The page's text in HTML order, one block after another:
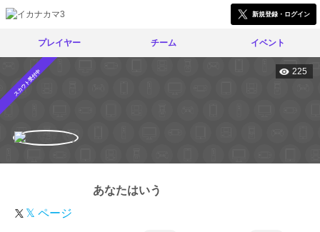
新規登録・ログイン
プレイヤー チーム イベント
スカウト受付中 225
あなたはいう
𝕏 ページ